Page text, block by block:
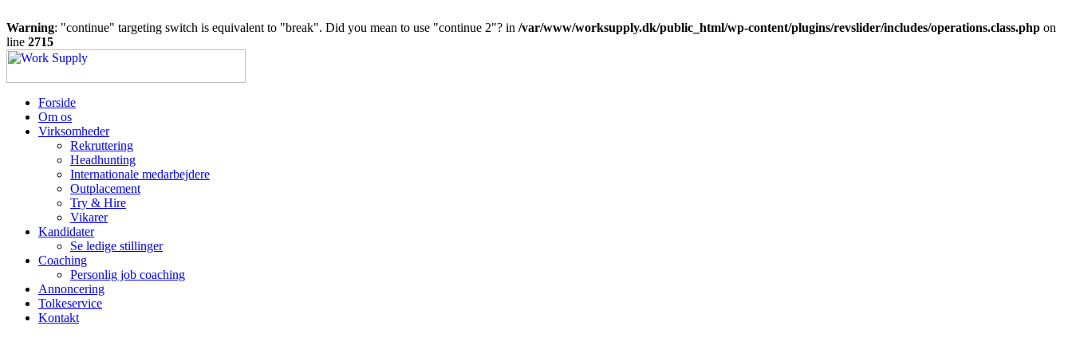
Warning: "continue" targeting switch is equivalent to "break". Did you mean to use "continue 2"? in /var/www/worksupply.dk/public_html/wp-content/plugins/revslider/includes/operations.class.php on
line 2715
Forside
Om os
Virksomheder
Rekruttering
Headhunting
Internationale medarbejdere
Outplacement
Try & Hire
Vikarer
Kandidater
Se ledige stillinger
Coaching
Personlig job coaching
Annoncering
Tolkeservice
Kontakt